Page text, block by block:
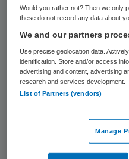
Tweede Kamer
Een groot deel van
waarom het bestuur
niet is weggestuurd
de vier villa’s had
niet meer op orde
Would you rather not? Then we only
these do not record any data about
We and our partners
Use precise geolocation data.
identification. Store and/or access
advertising and content, advertising
research and services development.
List of Partners (vendors)
Manage